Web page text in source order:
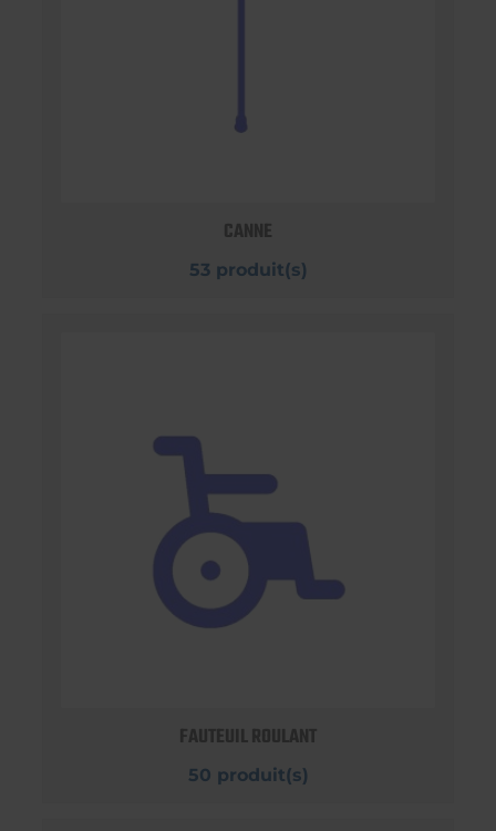
CANNE
53 produit(s)
FAUTEUIL ROULANT
50 produit(s)